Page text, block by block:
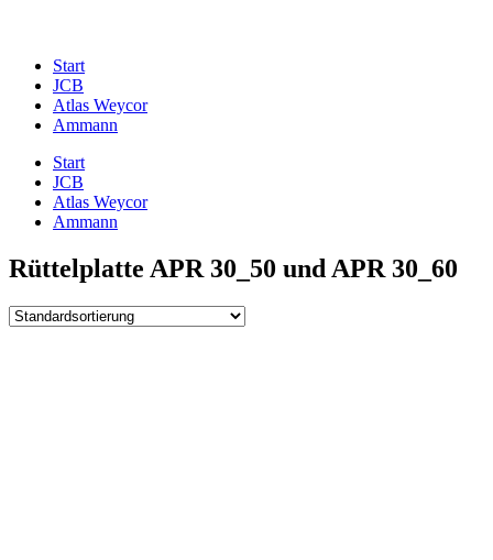
Start
JCB
Atlas Weycor
Ammann
Start
JCB
Atlas Weycor
Ammann
Rüttelplatte APR 30_50 und APR 30_60